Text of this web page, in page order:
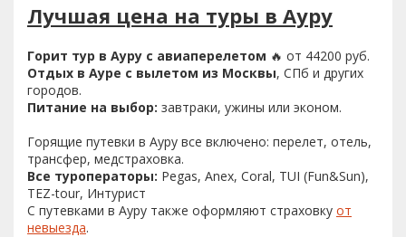
Лучшая цена на туры в Ауру
Горит тур в Ауру с авиаперелетом 🔥 от 44200 руб.
Отдых в Ауре с вылетом из Москвы, СПб и других
городов.
Питание на выбор: завтраки, ужины или эконом.
Горящие путевки в Ауру все включено: перелет, отель,
трансфер, медстраховка.
Все туроператоры: Pegas, Anex, Coral, TUI (Fun&Sun),
TEZ-tour, Интурист
С путевками в Ауру также оформляют страховку от
невыезда.